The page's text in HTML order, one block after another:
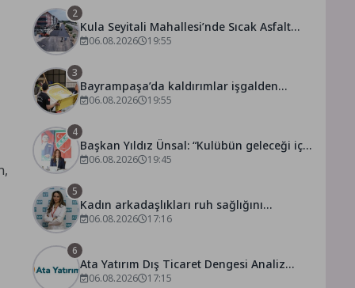
2
Kula Seyitali Mahallesi’nde Sıcak Asfalt
Çalışması Tamamlandı
06.08.2026 19:55
3
Bayrampaşa’da kaldırımlar işgalden
arındırılıyor
06.08.2026 19:55
4
Başkan Yıldız Ünsal: “Kulübün geleceği için
ortak irade oluşturulmalı”
06.08.2026 19:45
5
Kadın arkadaşlıkları ruh sağlığını
güçlendiriyor!
06.08.2026 17:16
6
Ata Yatırım Dış Ticaret Dengesi Analiz
Raporunu Yayımladı
06.08.2026 17:15